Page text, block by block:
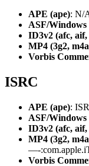
APE (ape): N/
ASF/Windows
ID3v2 (afc,
MP4 (3g2,
Vorbis
ISRC
APE (ape):
ASF/Windows
ID3v2 (afc,
MP4 (3g2,
—-
Vorbis